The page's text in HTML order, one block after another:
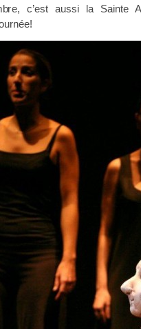
c’est aussi la Sainte